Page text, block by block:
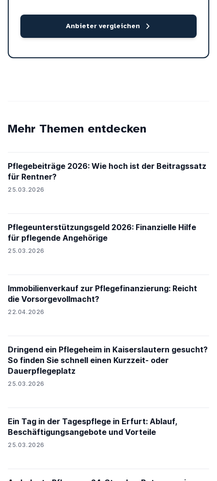
Anbieter vergleichen
Mehr Themen entdecken
Pflegebeiträge 2026: Wie hoch ist der Beitragssatz
für Rentner?
25.03.2026
Pflegeunterstützungsgeld 2026: Finanzielle Hilfe
für pflegende Angehörige
25.03.2026
Immobilienverkauf zur Pflegefinanzierung: Reicht
die Vorsorgevollmacht?
22.04.2026
Dringend ein Pflegeheim in Kaiserslautern gesucht?
So finden Sie schnell einen Kurzzeit- oder
Dauerpflegeplatz
25.03.2026
Ein Tag in der Tagespflege in Erfurt: Ablauf,
Beschäftigungsangebote und Vorteile
25.03.2026